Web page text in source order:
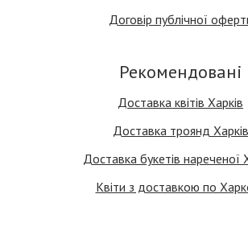
Договір публічної
Рекомендовані
Доставка квітів Харків
Доставка троянд Харків
Доставка букетів нареченої
Квіти з доставкою по